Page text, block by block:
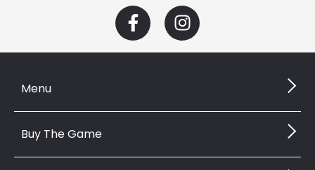
Menu
Buy The Game